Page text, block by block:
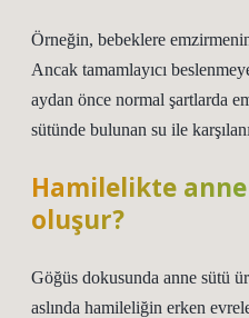
Örneğin, bebeklere
Ancak tamamlayıcı
aydan önce normal şartlarda
sütünde bulunan su ile
Hamilelikte
oluşur?
Göğüs dokusunda anne sütü
aslında hamileliğin erken